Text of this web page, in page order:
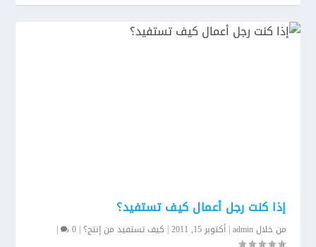
إذا كنت رجل أعمال كيف تستفيد؟
من خلالadmin
|أكتوبر 15, 2011 | كيف تستفيد من إنتج؟ |
0
|